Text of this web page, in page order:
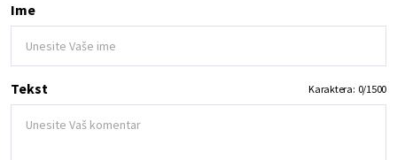
Ime
Tekst Karaktera: 0/1500